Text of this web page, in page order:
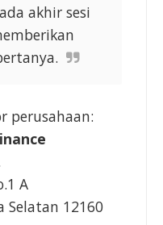
akhir sesi
perusahaan:
A
Selatan 12160